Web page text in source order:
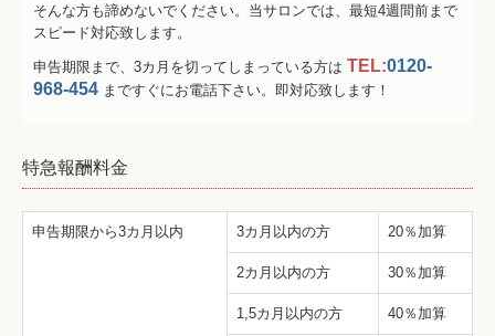
そんな方も諦めないでください。当サロンでは、最短4週間前まで
スピード対応致します。
申告期限まで、3カ月を切ってしまっている方は TEL:0120-
968-454 まですぐにお電話下さい。即対応致します！
特急報酬料金
申告期限から3カ月以内 3カ月以内の方 20％加算
2カ月以内の方 30％加算
1,5カ月以内の方 40％加算